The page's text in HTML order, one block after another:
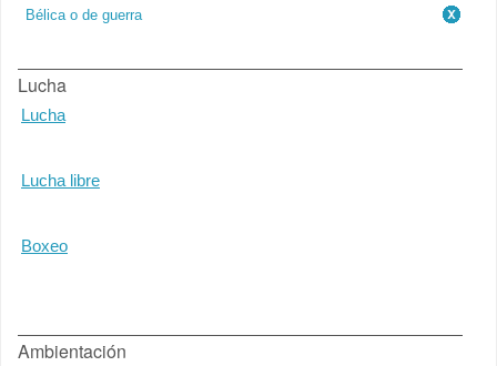
Bélica o de guerra
Lucha
Lucha
Lucha libre
Boxeo
Ambientación